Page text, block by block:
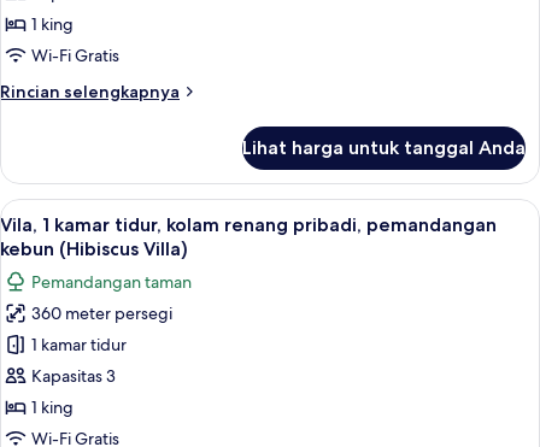
kamar
tidur,
laguna
1 king
Wi-Fi Gratis
Rincian selengkapnya
Rincian
Suite,
kamar
tidur,
pemandangan
laguna
(Lagoon
Access)
Lihat harga untuk tanggal Anda
Lihat
semua
foto
untuk
Vila,
kamar
tidur,
kolam
Vila, 1 kamar tidur, kolam renang
7
Vila, 1 kamar tidur, kolam renang pribadi, pemandangan
kebun (Hibiscus Villa)
Pemandangan taman
360 meter persegi
1 kamar tidur
Kapasitas 3
1 king
Wi-Fi Gratis